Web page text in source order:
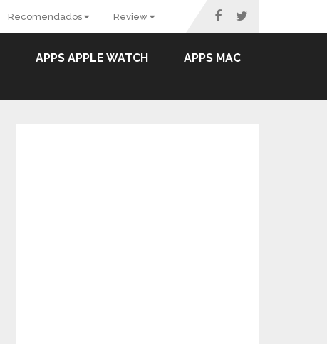
Recomendados Review
APPS APPLE WATCH APPS MAC